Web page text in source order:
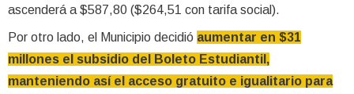
ascenderá a $587,80 ($264,51 con tarifa social).
Por otro lado, el Municipio decidió aumentar en $31
millones el subsidio del Boleto Estudiantil,
manteniendo así el acceso gratuito e igualitario para